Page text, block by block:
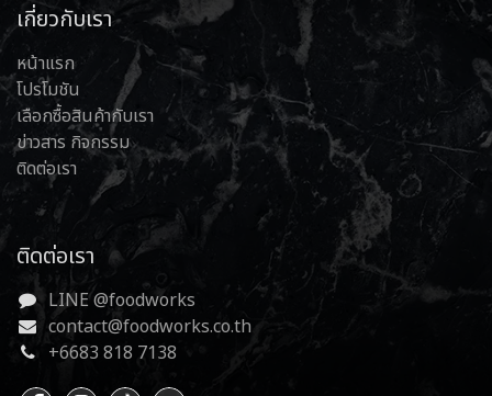
เกี่ยวกับเรา
หน้าแรก
โปรโมชัน
เลือกซื้อสินค้ากับเรา
ข่าวสาร กิจกรรม
ติดต่อเรา
ติดต่อเรา
LINE @foodworks
contact@foodworks.co.th
+6683 818 7138